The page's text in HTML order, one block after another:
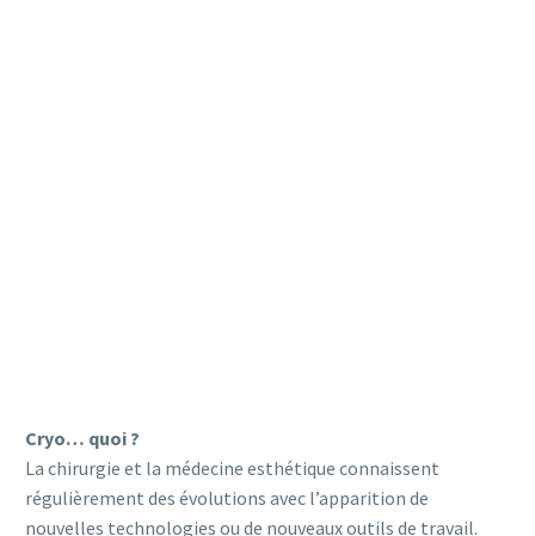
Cryo… quoi ?
La chirurgie et la médecine esthétique connaissent
régulièrement des évolutions avec l’apparition de
nouvelles technologies ou de nouveaux outils de travail.